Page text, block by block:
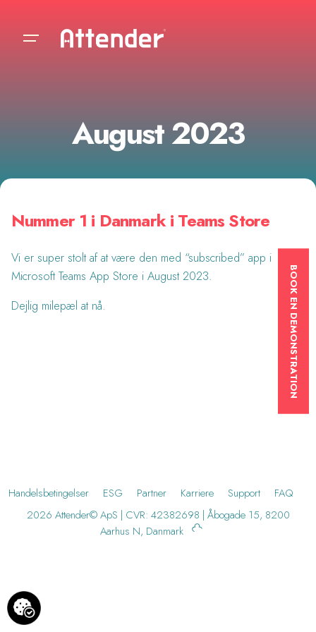
content
August 2023
Nummer 1 i Danmark i Teams Store
Vi er super stolt af at være den med “subscribed” app i
Microsoft Teams App Store i August 2023.
Dejlig milepæl at nå.
Handelsbetingelser ESG Partner Karriere Support
FAQ
2026 Attender© ApS | CVR: 42382698 | Åbogade 15, 8200
Aarhus N, Danmark
BOOK EN DEMONSTRATION